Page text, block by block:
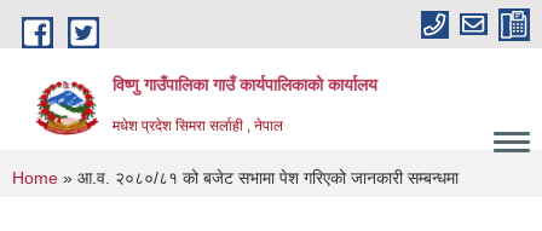
Skip to main content
विष्णु गाउँपालिका गाउँ कार्यपालिकाको कार्यालय
मधेश प्रदेश सिमरा सर्लाही , नेपाल
You are here
Home » आ.व. २०८०/८१ को बजेट सभामा पेश गरिएको जानकारी सम्बन्धमा